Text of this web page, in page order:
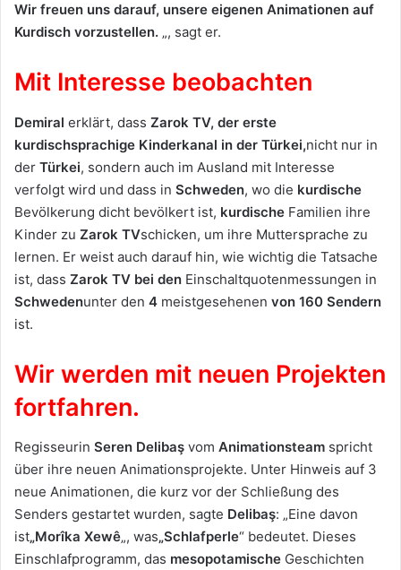
Wir freuen uns darauf, unsere eigenen Animationen auf
Kurdisch vorzustellen. „, sagt er.
Mit Interesse beobachten
Demiral erklärt, dass Zarok TV, der erste
kurdischsprachige Kinderkanal in der Türkei,nicht nur in
der Türkei, sondern auch im Ausland mit Interesse
verfolgt wird und dass in Schweden, wo die kurdische
Bevölkerung dicht bevölkert ist, kurdische Familien ihre
Kinder zu Zarok TVschicken, um ihre Muttersprache zu
lernen. Er weist auch darauf hin, wie wichtig die Tatsache
ist, dass Zarok TV bei den Einschaltquotenmessungen in
Schwedenunter den 4 meistgesehenen von 160 Sendern
ist.
Wir werden mit neuen Projekten
fortfahren.
Regisseurin Seren Delibaş vom Animationsteam spricht
über ihre neuen Animationsprojekte. Unter Hinweis auf 3
neue Animationen, die kurz vor der Schließung des
Senders gestartet wurden, sagte Delibaş: „Eine davon
ist„Morîka Xewê„, was„Schlafperle“ bedeutet. Dieses
Einschlafprogramm, das mesopotamische Geschichten